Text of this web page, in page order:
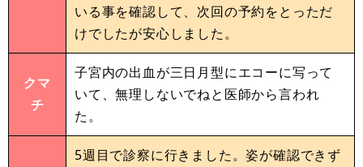
いる事を確認して、次回の予約をとっただ
けでしたが安心しました。
クマ
チ
子宮内の出血が三日月型にエコーに写って
いて、無理しないでねと医師から言われ
た。
5週目で診察に行きました。姿が確認できず